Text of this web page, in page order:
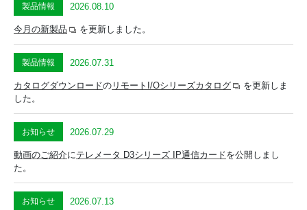
2026.08.10
製品情報
今月の新製品 を更新しました。
2026.07.31
製品情報
カタログダウンロードの リモートI/Oシリーズカタログ
を更新しま
した。
2026.07.29
お知らせ
動画のご紹介にテレメータ D3シリーズ IP通信カードを公開しまし
た。
2026.07.13
お知らせ